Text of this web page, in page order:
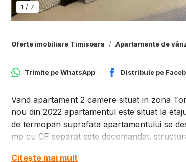
1 / 7
Oferte imobiliare Timisoara Apartamente de
Trimite peWhatsApp Distribuie pe
Vand apartament 2 camere situat in zona
nou din 2022 apartamentul este situat la
de termopan suprafata apartamentului se
mp cu CF separat este decomandat.
Citește mai mult